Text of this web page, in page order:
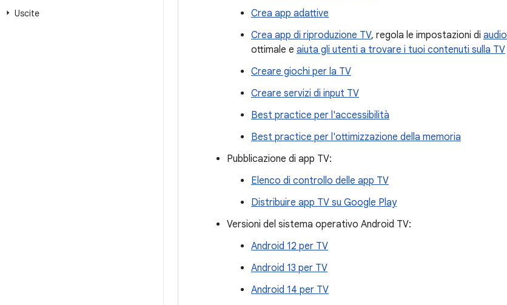
Uscite
Crea app adattive
Crea app di riproduzione TV, regola le impostazioni di audio
ottimale e aiuta gli utenti a trovare i tuoi contenuti sulla TV
Creare giochi per la TV
Creare servizi di input TV
Best practice per l'accessibilità
Best practice per l'ottimizzazione della memoria
Pubblicazione di app TV:
Elenco di controllo delle app TV
Distribuire app TV su Google Play
Versioni del sistema operativo Android TV:
Android 12 per TV
Android 13 per TV
Android 14 per TV